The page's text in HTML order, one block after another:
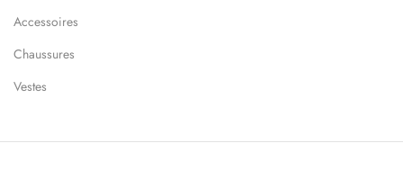
Accessoires
Chaussures
Vestes